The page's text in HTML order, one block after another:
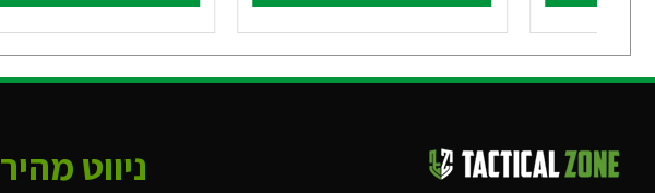
ניווט מהיר